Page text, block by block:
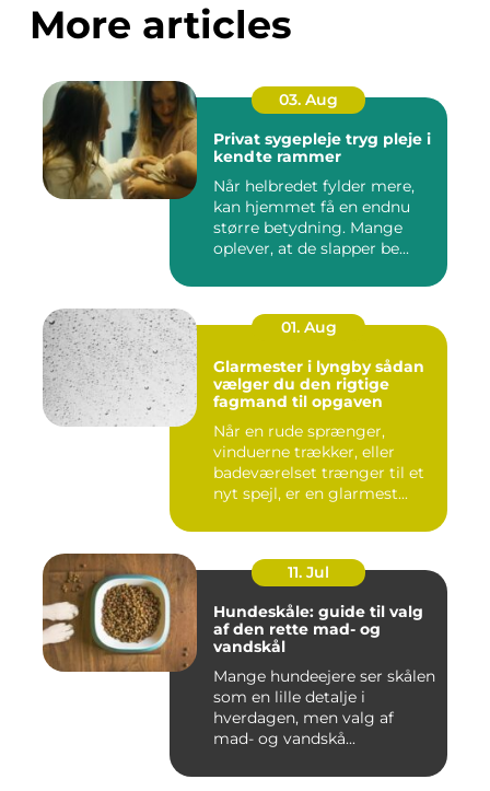
More articles
03. Aug
Privat sygepleje tryg pleje i
kendte rammer
Når helbredet fylder mere,
kan hjemmet få en endnu
større betydning. Mange
oplever, at de slapper be...
01. Aug
Glarmester i lyngby sådan
vælger du den rigtige
fagmand til opgaven
Når en rude sprænger,
vinduerne trækker, eller
badeværelset trænger til et
nyt spejl, er en glarmest...
11. Jul
Hundeskåle: guide til valg
af den rette mad- og
vandskål
Mange hundeejere ser skålen
som en lille detalje i
hverdagen, men valg af
mad- og vandskå...